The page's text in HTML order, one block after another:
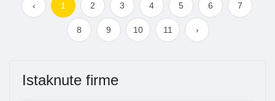
‹ 1 2 3 4 5 6 7
8 9 10 11 ›
Istaknute firme